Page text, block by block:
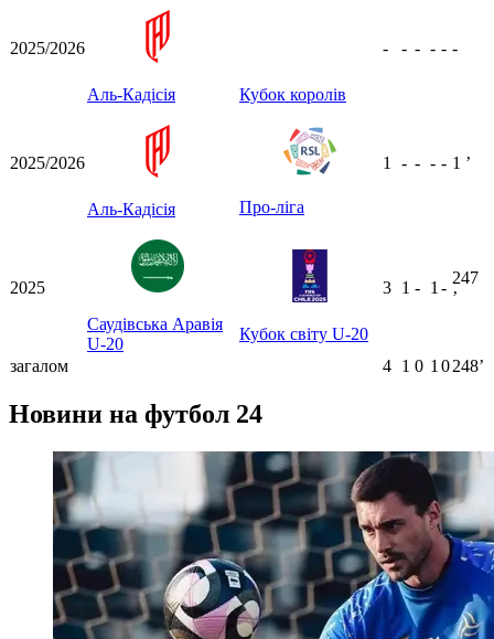
2025/2026
Аль-Кадісія Кубок королів
- - - - - -
2025/2026
Аль-Кадісія Про-ліга
1 - - - - 1 ʼ
2025
Саудівська Аравія
U-20
Кубок світу U-20
3 1 - 1 -
247
ʼ
загалом 4 1 0 1 0248ʼ
Новини на футбол 24